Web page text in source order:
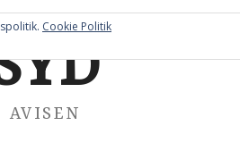
AVISEN
Cookie Politik